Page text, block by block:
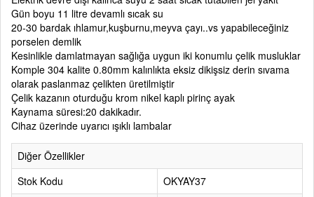
Gün boyu 11 litre devamlı sıcak su
20-30 bardak ıhlamur,kuşburnu,meyva çayı..vs yapabileceğiniz
porselen demlik
Kesinlikle damlatmayan sağlığa uygun iki konumlu çelik musluklar
Komple 304 kalite 0.80mm kalınlıkta eksiz dikişsiz derin sıvama
olarak paslanmaz çelikten üretilmiştir
Çelik kazanın oturduğu krom nikel kaplı pirinç ayak
Kaynama süresi:20 dakikadır.
Cihaz üzerinde uyarıcı ışıklı lambalar
Diğer Özellikler
Stok Kodu
OKYAY37